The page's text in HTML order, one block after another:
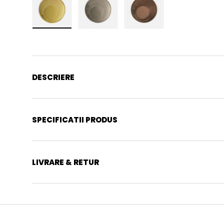
DESCRIERE
SPECIFICATII PRODUS
LIVRARE & RETUR